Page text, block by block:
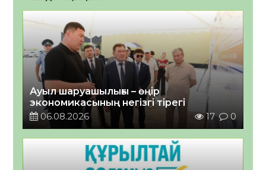
Ауыл шаруашылығы – өңір
экономикасының негізгі тірегі
06.08.2026
17 0